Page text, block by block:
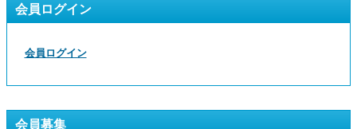
会員ログイン
会員ログイン
会員募集